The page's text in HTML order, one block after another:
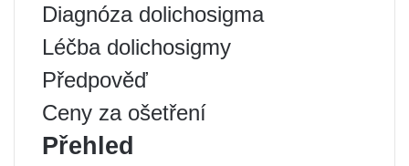
Diagnóza dolichosigma
Léčba dolichosigmy
Předpověď
Ceny za ošetření
Přehled